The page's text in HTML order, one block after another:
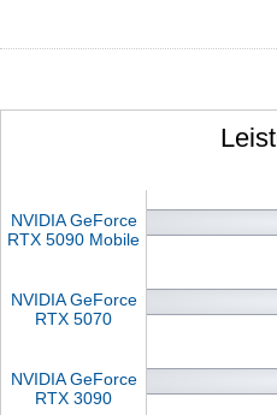
NVIDIA GeForce
RTX 5090 Mobile
NVIDIA GeForce
RTX 5070
NVIDIA GeForce
RTX 3090